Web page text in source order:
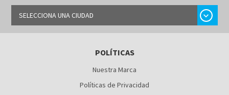
SELECCIONA UNA CIUDAD chevron_right
BARRANQUILLA
POLÍTICAS
Nuestra Marca
Políticas de Privacidad